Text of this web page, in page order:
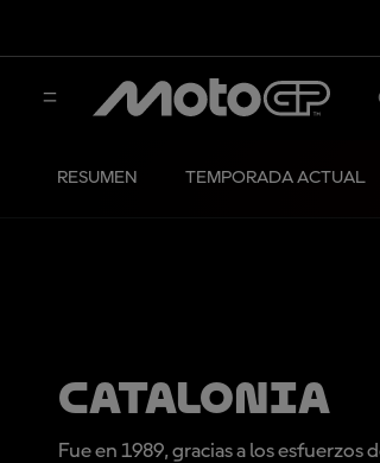
RESUMEN TEMPORADA ACTUAL
CATALONIA
Fue en 1989, gracias a los esfuerzos